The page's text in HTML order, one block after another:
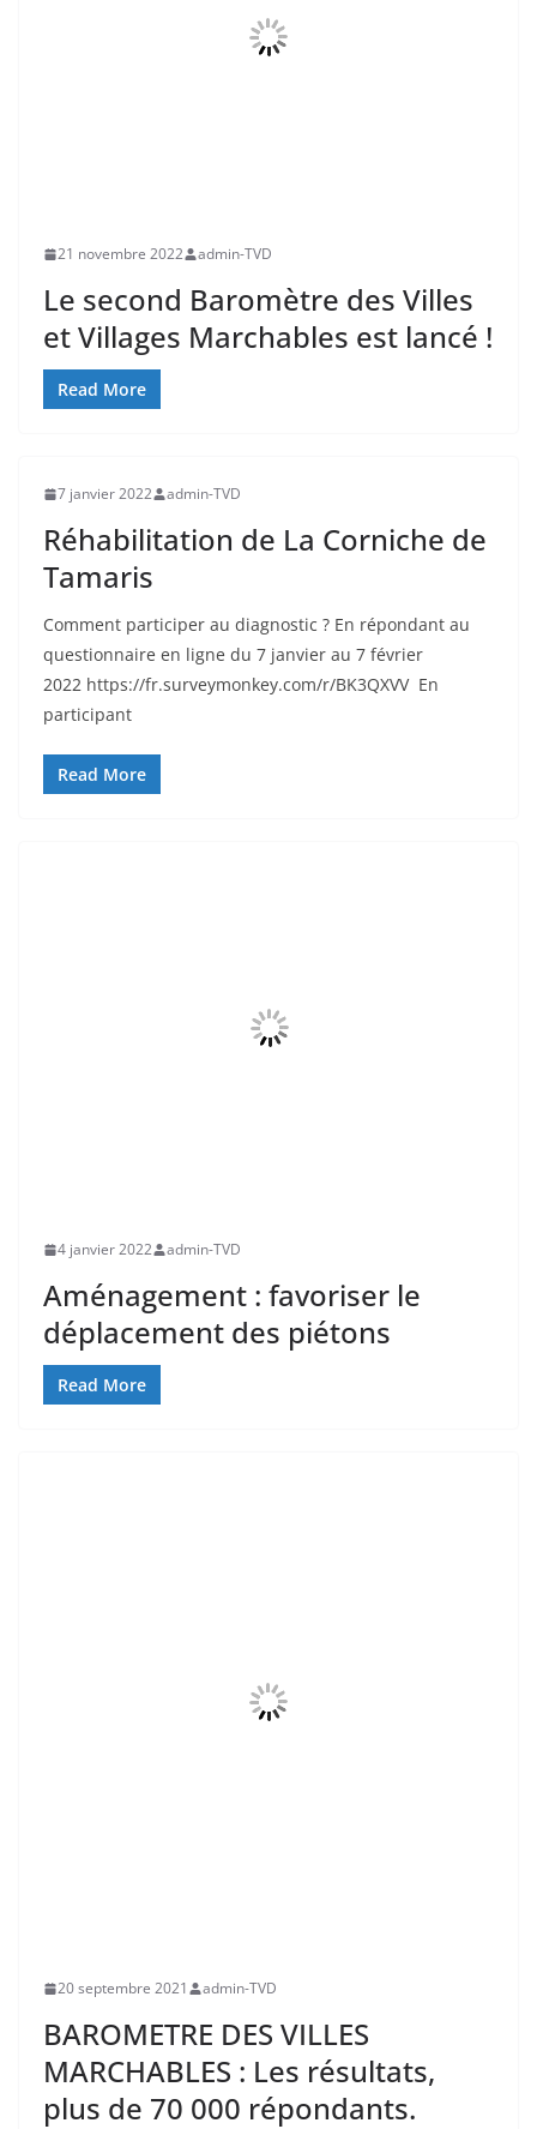
21 novembre 2022 admin-TVD
Le second Baromètre des Villes
et Villages Marchables est lancé !
Read More
7 janvier 2022 admin-TVD
Réhabilitation de La Corniche de
Tamaris
Comment participer au diagnostic ? En répondant au
questionnaire en ligne du 7 janvier au 7 février
2022 https://fr.surveymonkey.com/r/BK3QXVV En
participant
Read More
4 janvier 2022 admin-TVD
Aménagement : favoriser le
déplacement des piétons
Read More
20 septembre 2021 admin-TVD
BAROMETRE DES VILLES
MARCHABLES : Les résultats,
plus de 70 000 répondants.